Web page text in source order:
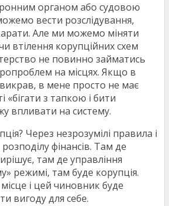
органом або судовою
вести розслідування,
Але ми можемо міняти
втілення корупційних схем
не повинно займатись
на місцях. Якщо в
в мене просто не має
«бігати з тапкою і бити
впливати на систему.
Через незрозумілі правила і
фінансів. Там де
там де управління
режимі, там буде корупція.
і цей чиновник буде
вигоду для себе.